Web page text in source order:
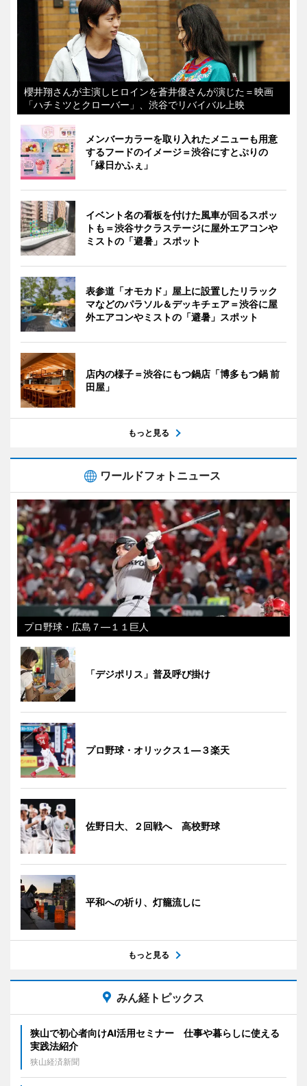
櫻井翔さんが主演しヒロインを蒼井優さんが演じた＝映画
「ハチミツとクローバー」、渋谷でリバイバル上映
メンバーカラーを取り入れたメニューも用意
するフードのイメージ＝渋谷にすとぷりの
「縁日かふぇ」
イベント名の看板を付けた風車が回るスポッ
トも＝渋谷サクラステージに屋外エアコンや
ミストの「避暑」スポット
表参道「オモカド」屋上に設置したリラック
マなどのパラソル＆デッキチェア＝渋谷に屋
外エアコンやミストの「避暑」スポット
店内の様子＝渋谷にもつ鍋店「博多もつ鍋 前
田屋」
もっと見る
ワールドフォトニュース
プロ野球・広島７―１１巨人
「デジポリス」普及呼び掛け
プロ野球・オリックス１―３楽天
佐野日大、２回戦へ 高校野球
平和への祈り、灯籠流しに
もっと見る
みん経トピックス
狭山で初心者向けAI活用セミナー 仕事や暮らしに使える
実践法紹介
狭山経済新聞